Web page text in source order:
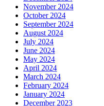
November 2024
October 2024
September 2024
August 2024
July 2024
June 2024
May 2024
April 2024
March 2024
February 2024
January 2024
December 2023